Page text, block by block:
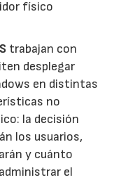
físico
trabajan con
desplegar
en distintas
no
la decisión
los usuarios,
y cuánto
el